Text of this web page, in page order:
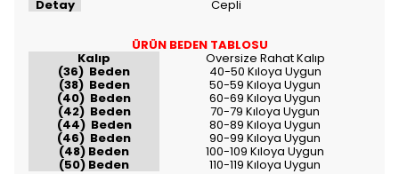
Detay Cepli
ÜRÜN BEDEN TABLOSU
Kalıp Oversize Rahat Kalıp
(36) Beden 40-50 Kıloya Uygun
(38) Beden 50-59 Kıloya Uygun
(40) Beden 60-69 Kıloya Uygun
(42) Beden 70-79 Kıloya Uygun
(44) Beden 80-89 Kıloya Uygun
(46) Beden 90-99 Kıloya Uygun
(48) Beden 100-109 Kıloya Uygun
(50) Beden 110-119 Kıloya Uygun